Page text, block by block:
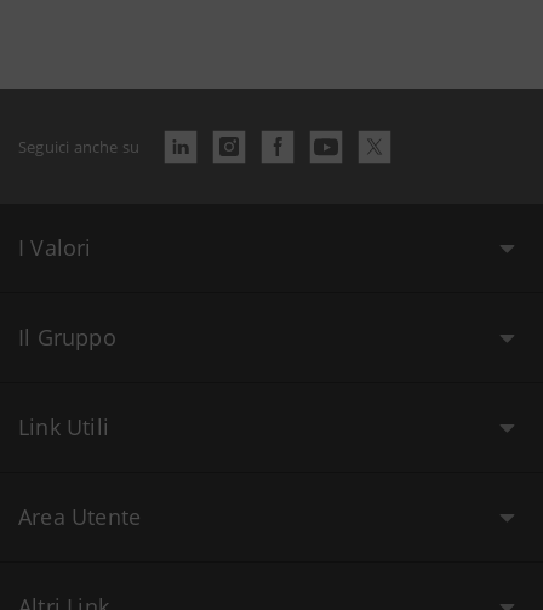
Seguici anche su
I Valori
Il Gruppo
Link Utili
Area Utente